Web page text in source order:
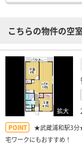
こちらの物件の空
★武蔵浦和駅3分
宅ワークにもおすすめ！